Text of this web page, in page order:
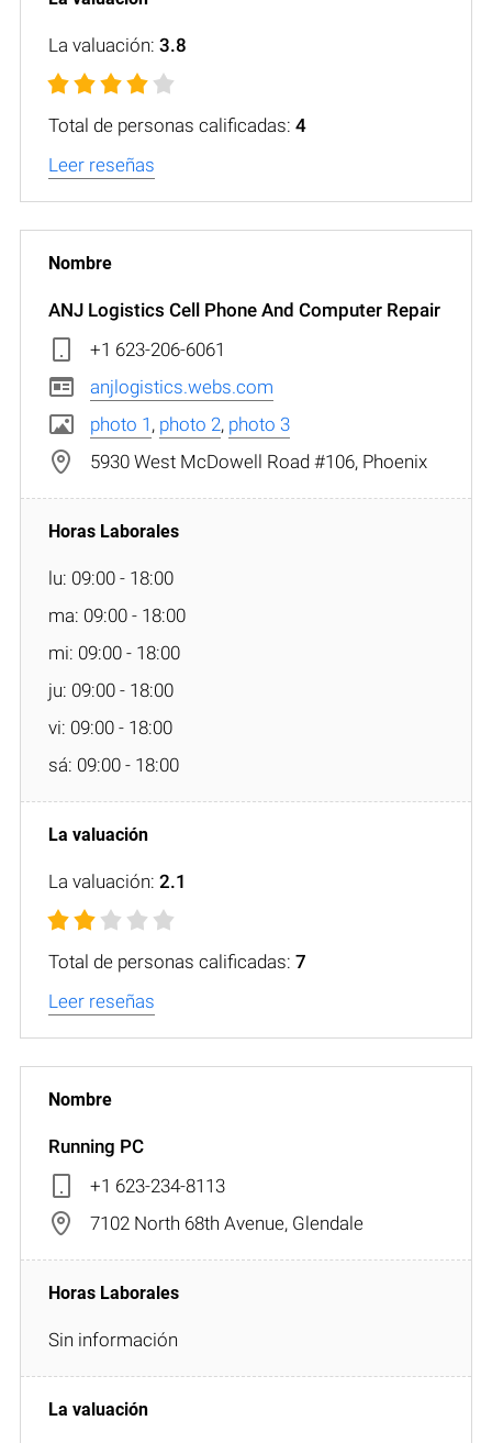
La valuación: 3.8
Total de personas calificadas: 4
Leer reseñas
ANJ Logistics Cell Phone And Computer Repair
+1 623-206-6061
anjlogistics.webs.com
photo 1 , photo 2, photo 3
5930 West McDowell Road #106, Phoenix
lu: 09:00 - 18:00
ma: 09:00 - 18:00
mi: 09:00 - 18:00
ju: 09:00 - 18:00
vi: 09:00 - 18:00
sá: 09:00 - 18:00
La valuación: 2.1
Total de personas calificadas: 7
Leer reseñas
Running PC
+1 623-234-8113
7102 North 68th Avenue, Glendale
Sin información